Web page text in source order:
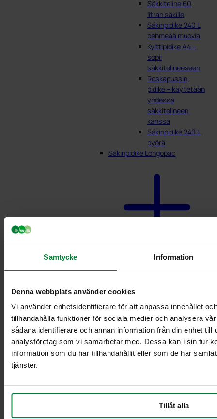
Samtycke Information
Denna webbplats använder cookies
Vi använder enhetsidentifierare för att anpassa innehållet
tillhandahålla funktioner för sociala medier och analysera
sådana identifierare och annan information från din enhet
analysföretag som vi samarbetar med. Dessa kan i sin tur
information som du har tillhandahållit eller som de har
tjänster.
Tillåt alla
Säkkiteline 60
litran säkille
Säkinpidike 240 L
pehmeää muovia
Kylttipidike A4 –
sopii
säkkitelineeseen
Roskapussin
pidike – käytetään
yhdessä
säkkitelineen
kanssa
Säkinpidike 240 L,
pyörä
Säkinpidike Longopac
Levy Bio-kasetin
mini-telineeseen
Säkinpidike Midi
Dynamic FZB
Säkinpidike Midi
Dynamic FZB
Säkinpidike Mini